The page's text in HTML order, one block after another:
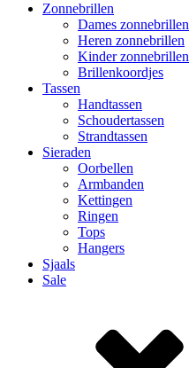
Zonnebrillen
Dames zonnebrillen
Heren zonnebrillen
Kinder zonnebrillen
Brillenkoordjes
Tassen
Handtassen
Schoudertassen
Strandtassen
Sieraden
Oorbellen
Armbanden
Kettingen
Ringen
Tops
Hangers
Sjaals
Sale